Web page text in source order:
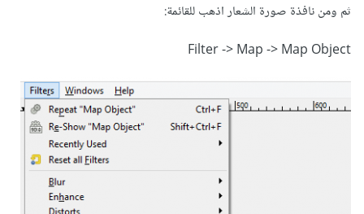
ثم ومن نافذة صورة الشعار اذهب للقائمة:
Filter -> Map -> Map Object